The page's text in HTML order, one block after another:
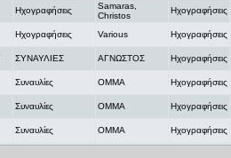
Ηχογραφήσεις
Samaras,
Christos
Ηχογραφήσεις
Ηχογραφήσεις Various Ηχογραφήσεις
ΣΥΝΑΥΛΙΕΣ ΑΓΝΩΣΤΟΣ Ηχογραφήσεις
Συναυλίες OMMA Ηχογραφήσεις
Συναυλίες OMMA Ηχογραφήσεις
Συναυλίες OMMA Ηχογραφήσεις